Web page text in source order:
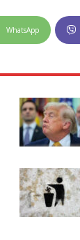
WhatsApp